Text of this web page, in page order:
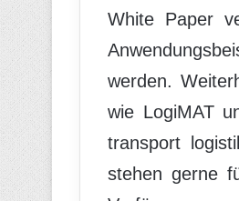
White Paper
werden.
wie LogiMAT
transport
stehen gerne